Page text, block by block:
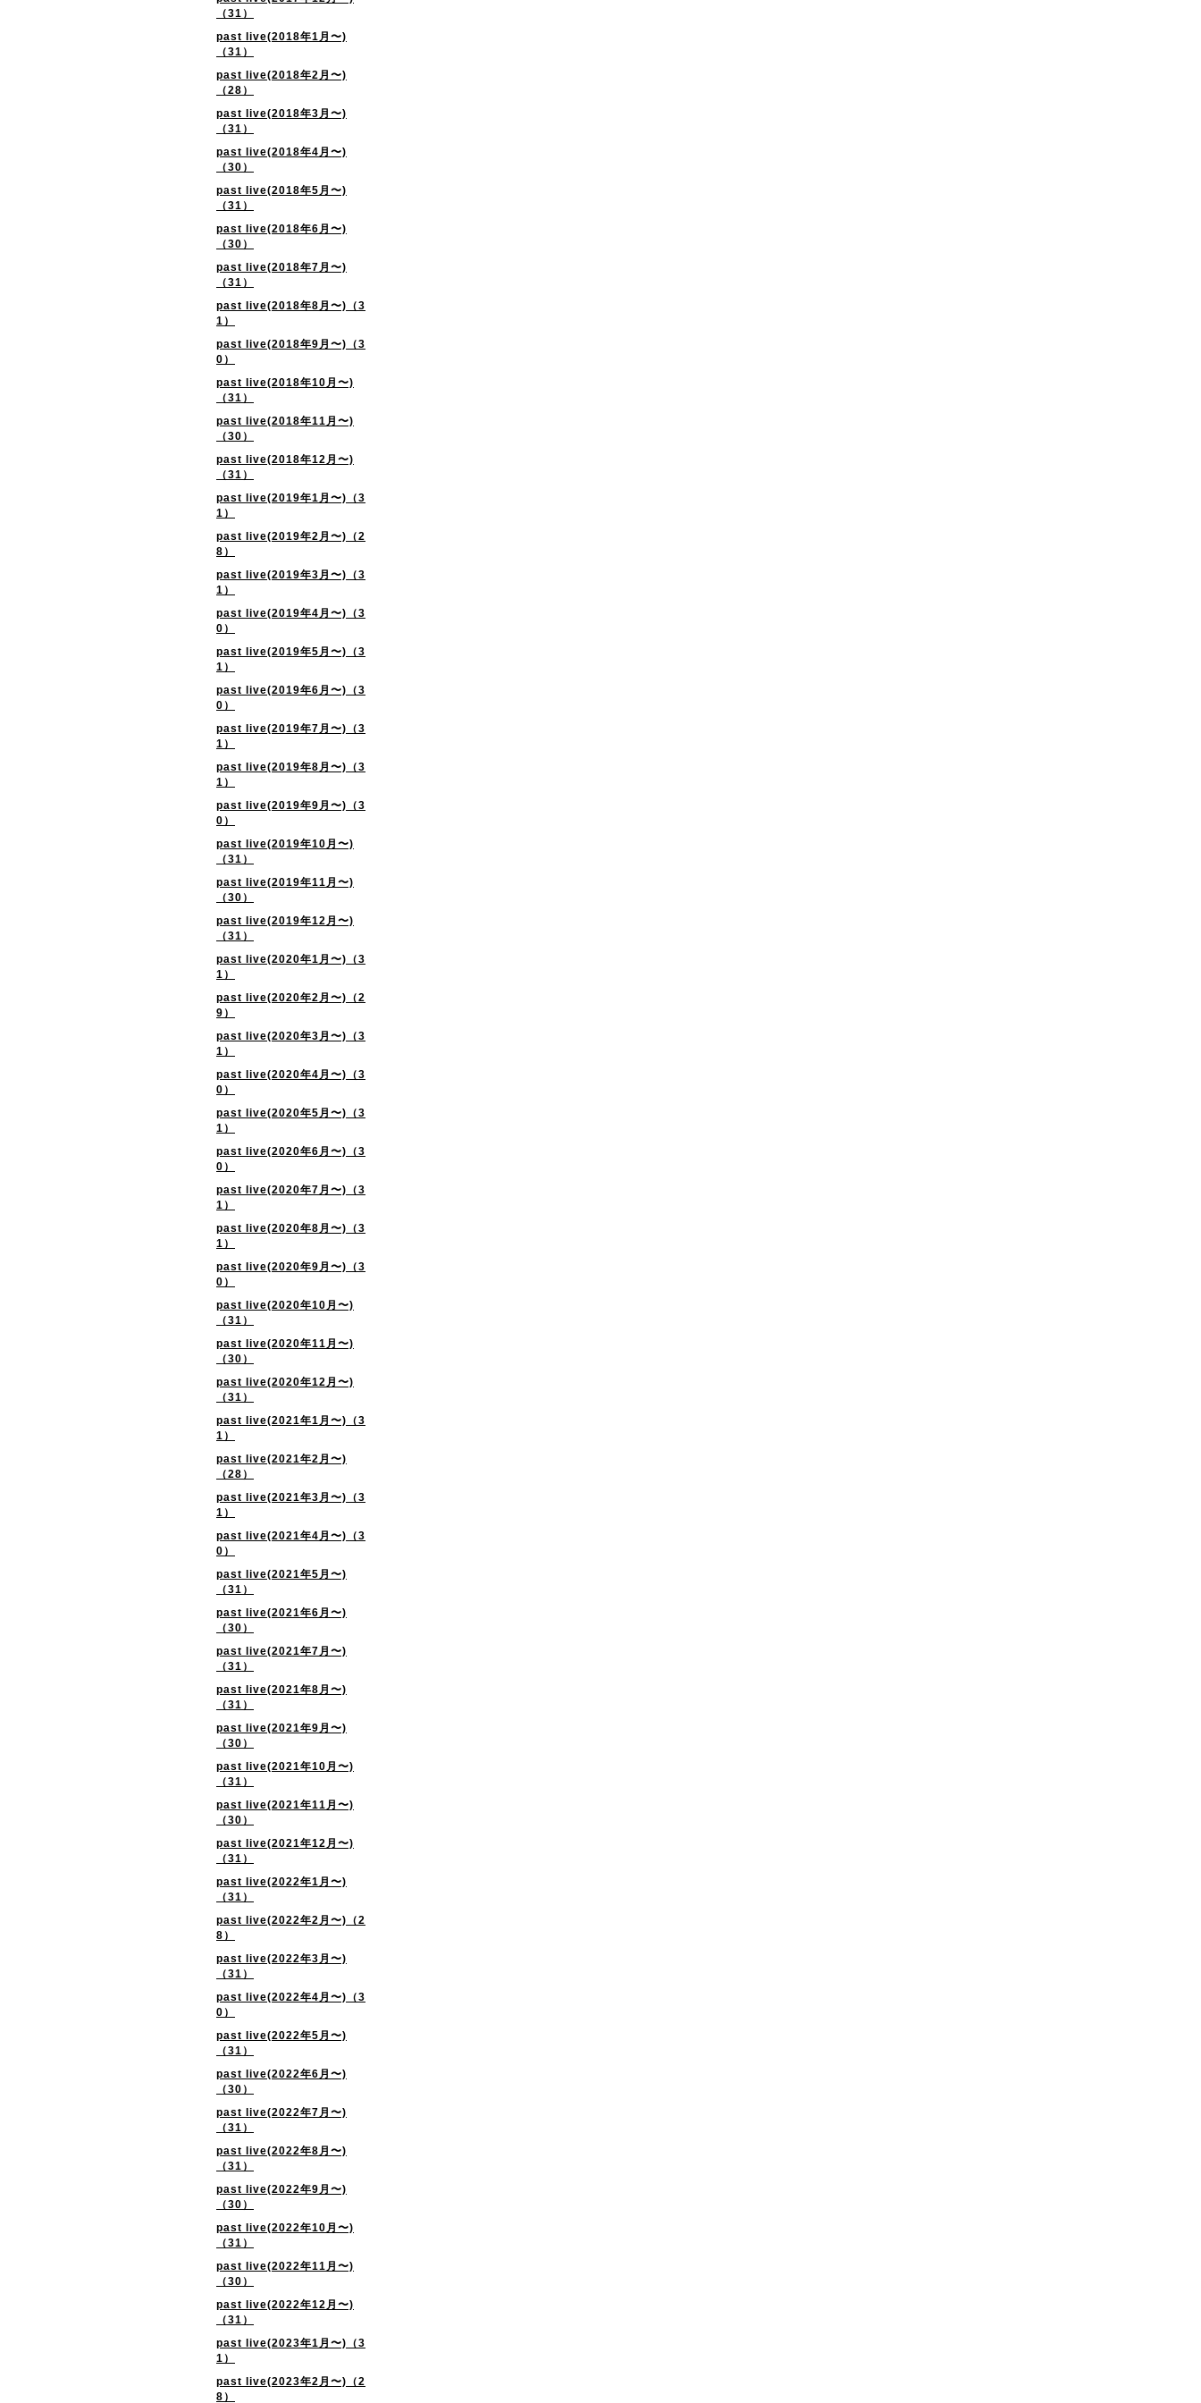
（31）
past live(2018年1月〜)
（31）
past live(2018年2月〜)
（28）
past live(2018年3月〜)
（31）
past live(2018年4月〜)
（30）
past live(2018年5月〜)
（31）
past live(2018年6月〜)
（30）
past live(2018年7月〜)
（31）
past live(2018年8月〜)（3
1）
past live(2018年9月〜)（3
0）
past live(2018年10月〜)
（31）
past live(2018年11月〜)
（30）
past live(2018年12月〜)
（31）
past live(2019年1月〜)（3
1）
past live(2019年2月〜)（2
8）
past live(2019年3月〜)（3
1）
past live(2019年4月〜)（3
0）
past live(2019年5月〜)（3
1）
past live(2019年6月〜)（3
0）
past live(2019年7月〜)（3
1）
past live(2019年8月〜)（3
1）
past live(2019年9月〜)（3
0）
past live(2019年10月〜)
（31）
past live(2019年11月〜)
（30）
past live(2019年12月〜)
（31）
past live(2020年1月〜)（3
1）
past live(2020年2月〜)（2
9）
past live(2020年3月〜)（3
1）
past live(2020年4月〜)（3
0）
past live(2020年5月〜)（3
1）
past live(2020年6月〜)（3
0）
past live(2020年7月〜)（3
1）
past live(2020年8月〜)（3
1）
past live(2020年9月〜)（3
0）
past live(2020年10月〜)
（31）
past live(2020年11月〜)
（30）
past live(2020年12月〜)
（31）
past live(2021年1月〜)（3
1）
past live(2021年2月〜)
（28）
past live(2021年3月〜)（3
1）
past live(2021年4月〜)（3
0）
past live(2021年5月〜)
（31）
past live(2021年6月〜)
（30）
past live(2021年7月〜)
（31）
past live(2021年8月〜)
（31）
past live(2021年9月〜)
（30）
past live(2021年10月〜)
（31）
past live(2021年11月〜)
（30）
past live(2021年12月〜)
（31）
past live(2022年1月〜)
（31）
past live(2022年2月〜)（2
8）
past live(2022年3月〜)
（31）
past live(2022年4月〜)（3
0）
past live(2022年5月〜)
（31）
past live(2022年6月〜)
（30）
past live(2022年7月〜)
（31）
past live(2022年8月〜)
（31）
past live(2022年9月〜)
（30）
past live(2022年10月〜)
（31）
past live(2022年11月〜)
（30）
past live(2022年12月〜)
（31）
past live(2023年1月〜)（3
1）
past live(2023年2月〜)（2
8）